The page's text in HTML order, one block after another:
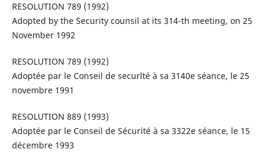
RESOLUTION 789 (1992)
Adopted by the Security counsil at its 314-th meeting, on 25
November 1992
RESOLUTION 789 (1992)
Adoptée par le Conseil de securlté à sa 3140e séance, le 25
novembre 1991
RESOLUTION 889 (1993)
Adoptée par le Conseil de Sécurité à sa 3322e séance, le 15
décembre 1993